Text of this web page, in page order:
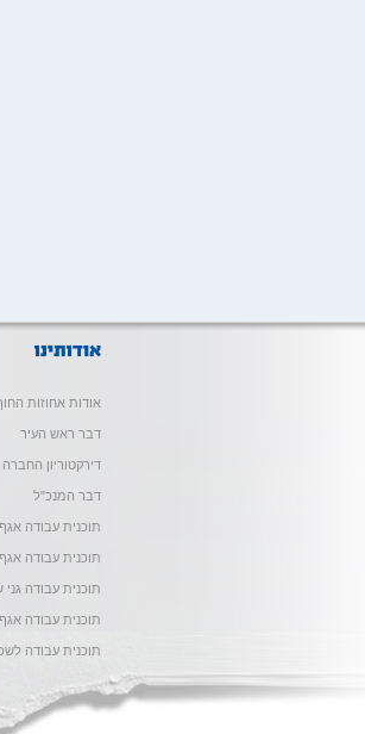
אודות אחוזות
דבר ראש העיר
דירקטוריון החברה
דבר המנכ"ל
תוכנית עבודה
תוכנית עבודה
תוכנית עבודה גני
תוכנית עבודה
תוכנית עבודה